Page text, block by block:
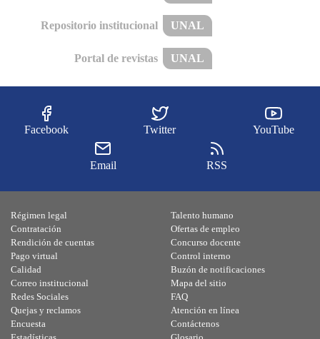
Repositorio institucional UNAL
Portal de revistas UNAL
Facebook Twitter YouTube
Email RSS
Régimen legal
Contratación
Rendición de cuentas
Pago virtual
Calidad
Talento humano
Ofertas de empleo
Concurso docente
Control interno
Buzón de notificaciones
Correo institucional
Redes Sociales
Quejas y reclamos
Encuesta
Mapa del sitio
FAQ
Atención en línea
Contáctenos